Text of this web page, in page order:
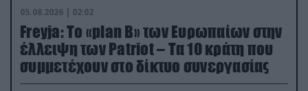
05.08.2026 | 02:02
Freyja: Το «plan Β» των Ευρωπαίων στην
έλλειψη των Patriot – Τα 10 κράτη που
συμμετέχουν στο δίκτυο συνεργασίας